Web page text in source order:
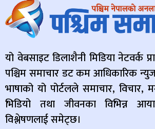
यो वेबसाइट डिलाशैनी मिडिया नेटवर्क
पश्चिम समाचार डट कम आधिकारिक न्युज
भाषाको यो पोर्टलले समाचार, विचार,
भिडियो तथा जीवनका विभिन्न
विश्लेषणलाई समेट्छ।